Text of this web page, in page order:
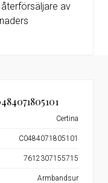
av
Certina
C0484071805101
7612307155715
Armbandsur